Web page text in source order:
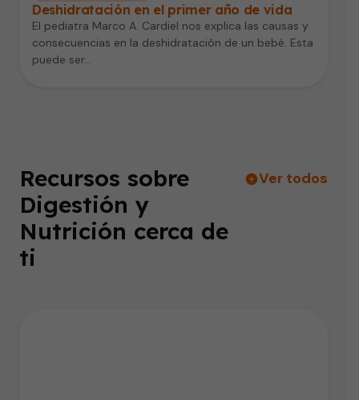
Deshidratación en el primer año de vida
El pediatra Marco A. Cardiel nos explica las causas y
consecuencias en la deshidratación de un bebé. Esta
puede ser…
Recursos sobre
Digestión y
Nutrición cerca de
ti
Ver todos